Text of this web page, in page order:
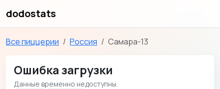
dodostats
Все пиццерии Россия Самара-13
Ошибка загрузки
Данные временно недоступны.